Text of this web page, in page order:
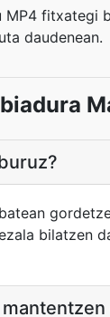
MP4 fitxategi
daudenean.
bilatzen